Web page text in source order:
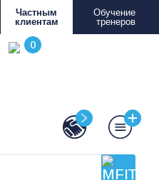
Частным
клиентам
Обучение
тренеров